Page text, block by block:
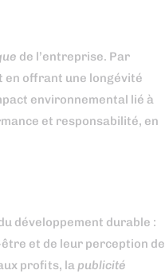
de l’entreprise. Par
en offrant une longévité
environnemental lié à
et responsabilité, en
développement durable :
et de leur perception de
profits, la publicité